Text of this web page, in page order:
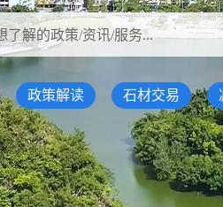
政策解读 石材交易